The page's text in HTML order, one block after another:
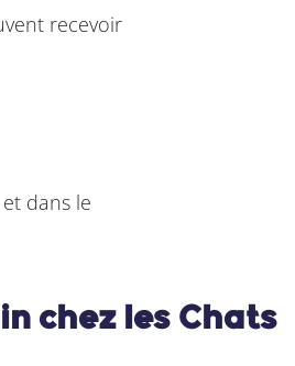
recevoir
dans le
chez les Chats